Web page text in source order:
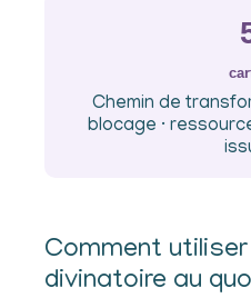
Chemin de
blocage ·
Comment utiliser
divinatoire au